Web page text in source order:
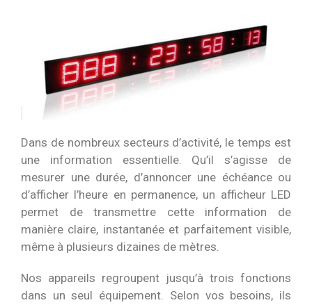
Dans de nombreux secteurs d’activité, le temps est
une information essentielle. Qu’il s’agisse de
mesurer une durée, d’annoncer une échéance ou
d’afficher l’heure en permanence, un afficheur LED
permet de transmettre cette information de
manière claire, instantanée et parfaitement visible,
même à plusieurs dizaines de mètres.
Nos appareils regroupent jusqu’à trois fonctions
dans un seul équipement. Selon vos besoins, ils